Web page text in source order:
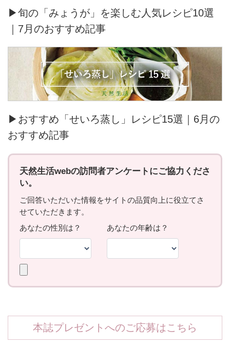
▶旬の「みょうが」を楽しむ人気レシピ10選
｜7月のおすすめ記事
▶おすすめ「せいろ蒸し」レシピ15選｜6月の
おすすめ記事
本誌プレゼントへのご応募はこちら